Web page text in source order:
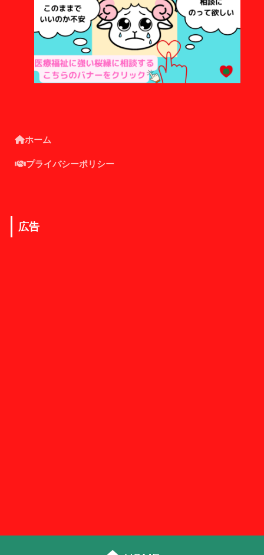
ホーム
プライバシーポリシー
広告